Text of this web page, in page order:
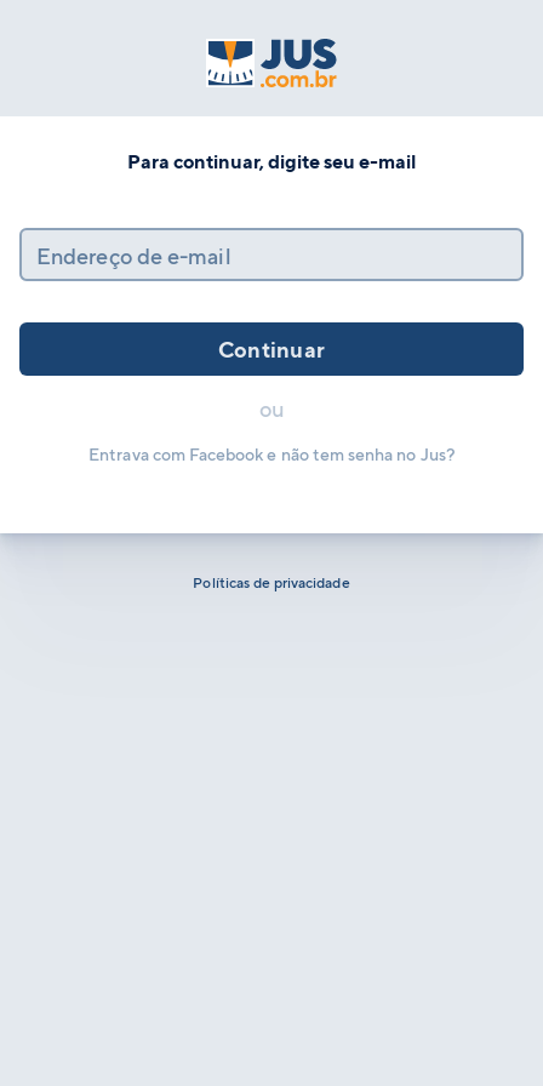
Para continuar, digite seu e-mail
Endereço de e-mail
Continuar
ou
Entrava com Facebook e não tem senha no Jus?
Políticas de privacidade